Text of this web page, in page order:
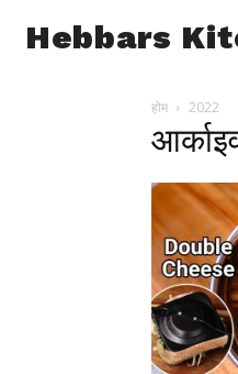
Hebbars
होम 2022